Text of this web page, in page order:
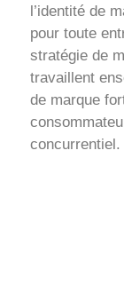
l’identité de
pour toute
stratégie de
travaillent
de marque
concurrentiel.